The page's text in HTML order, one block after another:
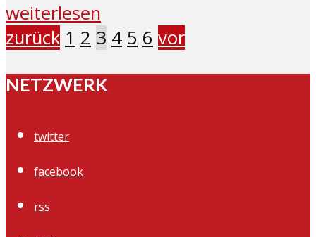
weiterlesen
zurück 1 2 3 4 5 6 vor
NETZWERK
twitter
facebook
rss